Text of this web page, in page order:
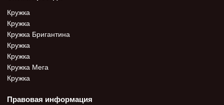
Кружка
Кружка
Кружка Бригантина
Кружка
Кружка
Кружка Мега
Кружка
Правовая информация